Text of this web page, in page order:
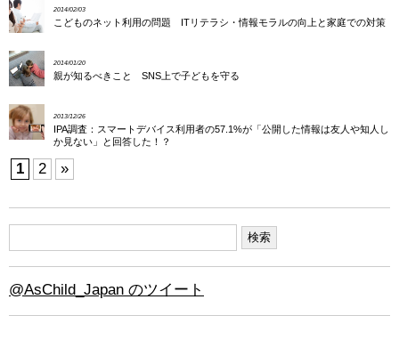
2014/02/03
こどものネット利用の問題 ITリテラシ・情報モラルの向上と家庭での対策
2014/01/20
親が知るべきこと SNS上で子どもを守る
2013/12/26
IPA調査：スマートデバイス利用者の57.1%が「公開した情報は友人や知人し
か見ない」と回答した！？
1 2 »
@AsChild_Japan のツイート